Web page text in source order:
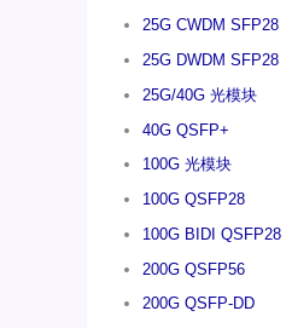
25G CWDM SFP28
25G DWDM SFP28
25G/40G 光模块
40G QSFP+
100G 光模块
100G QSFP28
100G BIDI QSFP28
200G QSFP56
200G QSFP-DD